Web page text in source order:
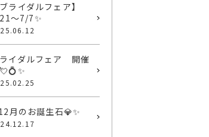
ブライダルフェア】
～7/7✨
イダルフェア 開催
月のお誕生石💎✨